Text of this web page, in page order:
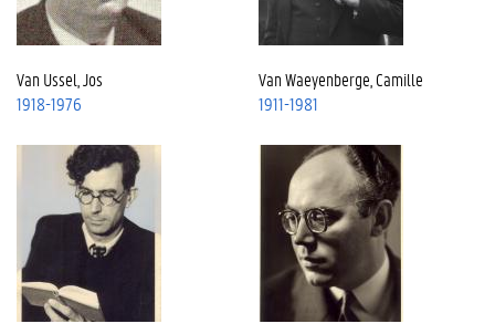
Van Ussel, Jos
1918-1976
Van Waeyenberge, Camille
1911-1981